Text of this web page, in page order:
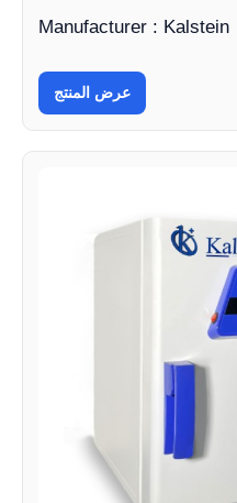
Manufacturer : Kalstein
عرض المنتج